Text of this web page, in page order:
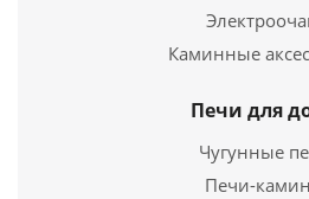
Купить в 1
Каминные
Печи для
Чугунные
Печи-